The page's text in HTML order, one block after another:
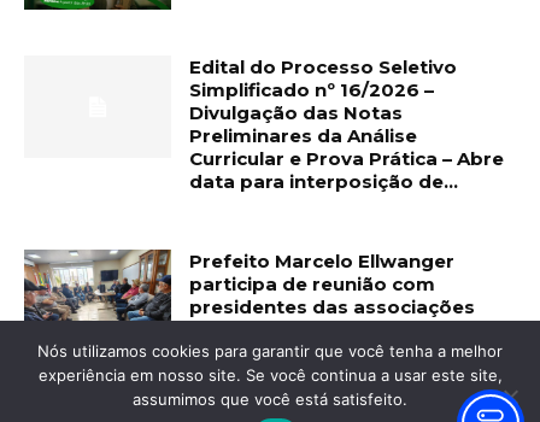
Edital do Processo Seletivo
Simplificado nº 16/2026 –
Divulgação das Notas
Preliminares da Análise
Curricular e Prova Prática – Abre
data para interposição de...
Prefeito Marcelo Ellwanger
participa de reunião com
presidentes das associações
do setor
Nós utilizamos cookies para garantir que você tenha a melhor
experiência em nosso site. Se você continua a usar este site,
assumimos que você está satisfeito.